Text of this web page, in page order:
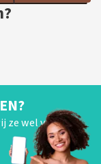
ze wel van je!